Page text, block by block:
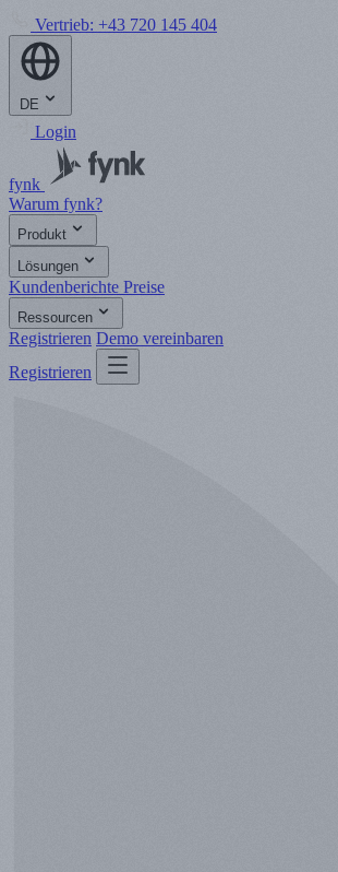
Vertrieb: +43 720 145 404
DE
Login
fynk
Warum fynk?
Produkt
Lösungen
Kundenberichte Preise
Ressourcen
Registrieren Demo vereinbaren
Registrieren